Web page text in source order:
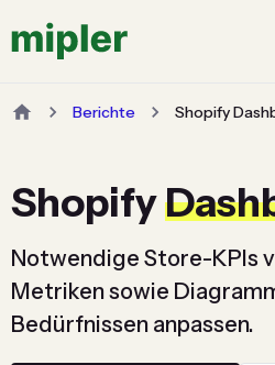
Berichte Shopify
Shopify
Notwendige Store-KPIs
Metriken sowie
Bedürfnissen anpassen.